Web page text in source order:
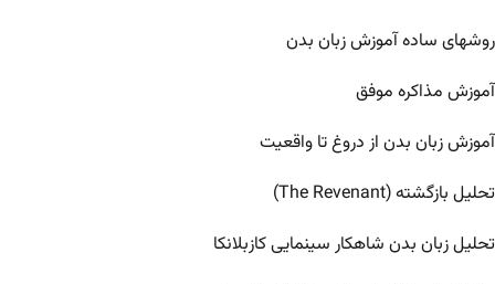
روشهای ساده آموزش زبان بدن
آموزش مذاکره موفق
آموزش زبان بدن از دروغ تا واقعیت
تحلیل بازگشته (The Revenant)
تحلیل زبان بدن شاهکار سینمایی کازبلانکا